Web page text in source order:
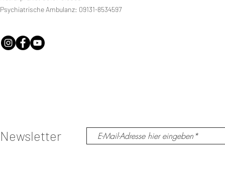
Zoom-Meeting
Es ist mir bewusst, dass während der Ausbildung
Unterstützung angeboten werden. Zwischen mir und
Ich stimme zu und entlasse willentlich den
Psychiatrische Ambulanz: 09131-8534597
Newsletter